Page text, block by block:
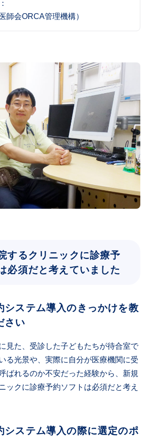
師会ORCA管理機構）
するクリニックに診療予
必須だと考えていました
システム導入のきっかけを教
さい
見た、受診した子どもたちが待合室で
る光景や、実際に自分が医療機関に受
ばれるのか不安だった経験から、新規
ックに診療予約ソフトは必須だと考え
システム導入の際に選定のポ